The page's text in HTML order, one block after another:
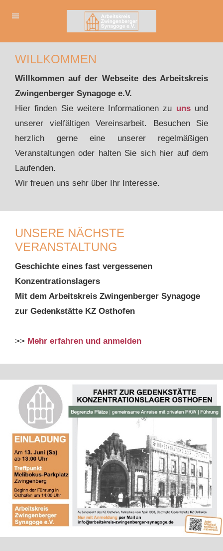
WILLKOMMEN
Willkommen auf der Webseite des Arbeitskreis
Zwingenberger Synagoge e.V.
Hier finden Sie weitere Informationen zu unsund
unserer vielfältigen Vereinsarbeit. Besuchen Sie
herzlich gerne eine unserer regelmäßigen
Veranstaltungen oder halten Sie sich hier auf dem
Laufenden.
Wir freuen uns sehr über Ihr Interesse.
UNSERE NÄCHSTE
VERANSTALTUNG
Geschichte eines fast vergessenen
Konzentrationslagers
Mit dem Arbeitskreis Zwingenberger Synagoge
zur Gedenkstätte KZ Osthofen
>> Mehr erfahren und anmelden